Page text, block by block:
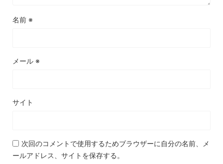
名前 ※
メール ※
サイト
次回のコメントで使用するためブラウザーに自分の名前、メ
ールアドレス、サイトを保存する。